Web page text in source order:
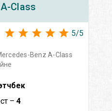
A-Class
5/5
Benz A-Class
– 4